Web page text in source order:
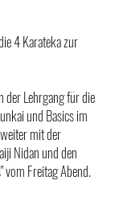
4 Karateka zur
der Lehrgang für die
und Basics im
mit der
Nidan und den
vom Freitag Abend.